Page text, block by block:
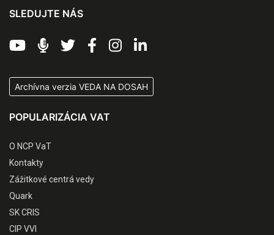
SLEDUJTE NÁS
Archívna verzia VEDA NA DOSAH
POPULARIZÁCIA VAT
O NCP VaT
Kontakty
Zážitkové centrá vedy
Quark
SK CRIS
CIP VVI